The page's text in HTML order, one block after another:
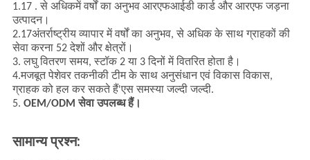
1.17 . से अधिकमें वर्षों का अनुभव आरएफआईडीकार्ड और आरएफ जड़ना
उत्पादन।
2.17अंतर्राष्ट्रीय व्यापार में वर्षों का अनुभव, से अधिक के साथ ग्राहकों की
सेवा करना 52देशों और क्षेत्रों।
3. लघु वितरण समय, स्टॉक 2 या 3 दिनों में वितरित होता है।
4.मजबूतपेशेवर तकनीकी टीम के साथ अनुसंधान एवं विकास विकास,
ग्राहक को हल कर सकते हैं'एससमस्याजल्दी जल्दी.
5. OEM/ODM सेवा उपलब्ध हैं।
सामान्य प्रश्न: